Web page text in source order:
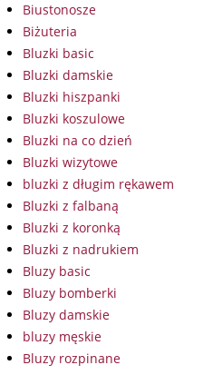
Biustonosze
Biżuteria
Bluzki basic
Bluzki damskie
Bluzki hiszpanki
Bluzki koszulowe
Bluzki na co dzień
Bluzki wizytowe
bluzki z długim rękawem
Bluzki z falbaną
Bluzki z koronką
Bluzki z nadrukiem
Bluzy basic
Bluzy bomberki
Bluzy damskie
bluzy męskie
Bluzy rozpinane